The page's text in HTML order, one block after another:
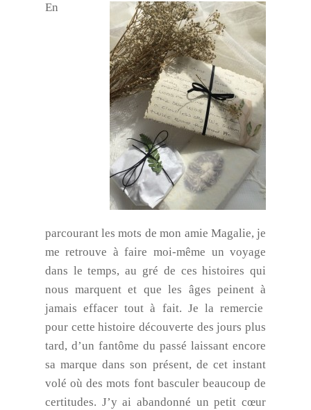
En
parcourant les mots de mon amie Magalie, je
me retrouve à faire moi-même un voyage
dans le temps, au gré de ces histoires qui
nous marquent et que les âges peinent à
jamais effacer tout à fait. Je la remercie
pour cette histoire découverte des jours plus
tard, d’un fantôme du passé laissant encore
sa marque dans son présent, de cet instant
volé où des mots font basculer beaucoup de
certitudes. J’y ai abandonné un petit cœur